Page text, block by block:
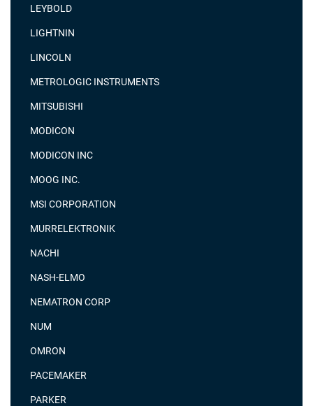
LEYBOLD
LIGHTNIN
LINCOLN
METROLOGIC INSTRUMENTS
MITSUBISHI
MODICON
MODICON INC
MOOG INC.
MSI CORPORATION
MURRELEKTRONIK
NACHI
NASH-ELMO
NEMATRON CORP
NUM
OMRON
PACEMAKER
PARKER